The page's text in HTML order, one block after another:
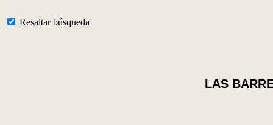
Resaltar búsqueda
LAS